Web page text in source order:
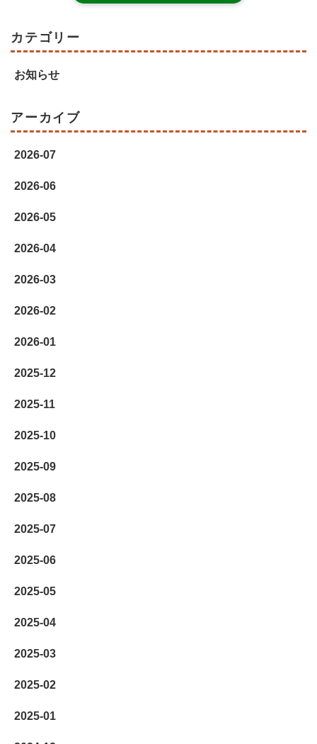
カテゴリー
お知らせ
アーカイブ
2026-07
2026-06
2026-05
2026-04
2026-03
2026-02
2026-01
2025-12
2025-11
2025-10
2025-09
2025-08
2025-07
2025-06
2025-05
2025-04
2025-03
2025-02
2025-01